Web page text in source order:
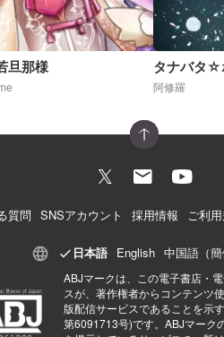
旦那様 タナバタ☆
阿修羅
質問 SNSアカウント 採用情報 ご利
日本語 English 中国語（簡
ABJマークは、この電子書店・
スが、著作権者からコンテンツ
版配信サービスであることを示
第6091713号)です。ABJマーク